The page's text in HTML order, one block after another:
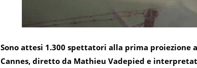
Sono attesi 1.300 spettatori alla prima proiezione
Cannes, diretto da Mathieu Vadepied e